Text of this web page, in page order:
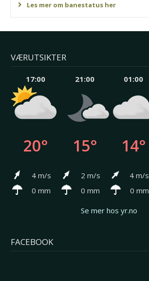
Les mer om banestatus her
VÆRUTSIKTER
17:00
20°
4 m/s
0 mm
21:00
15°
2 m/s
0 mm
01:00
14°
4 m/s
0 mm
Se mer hos yr.no
FACEBOOK